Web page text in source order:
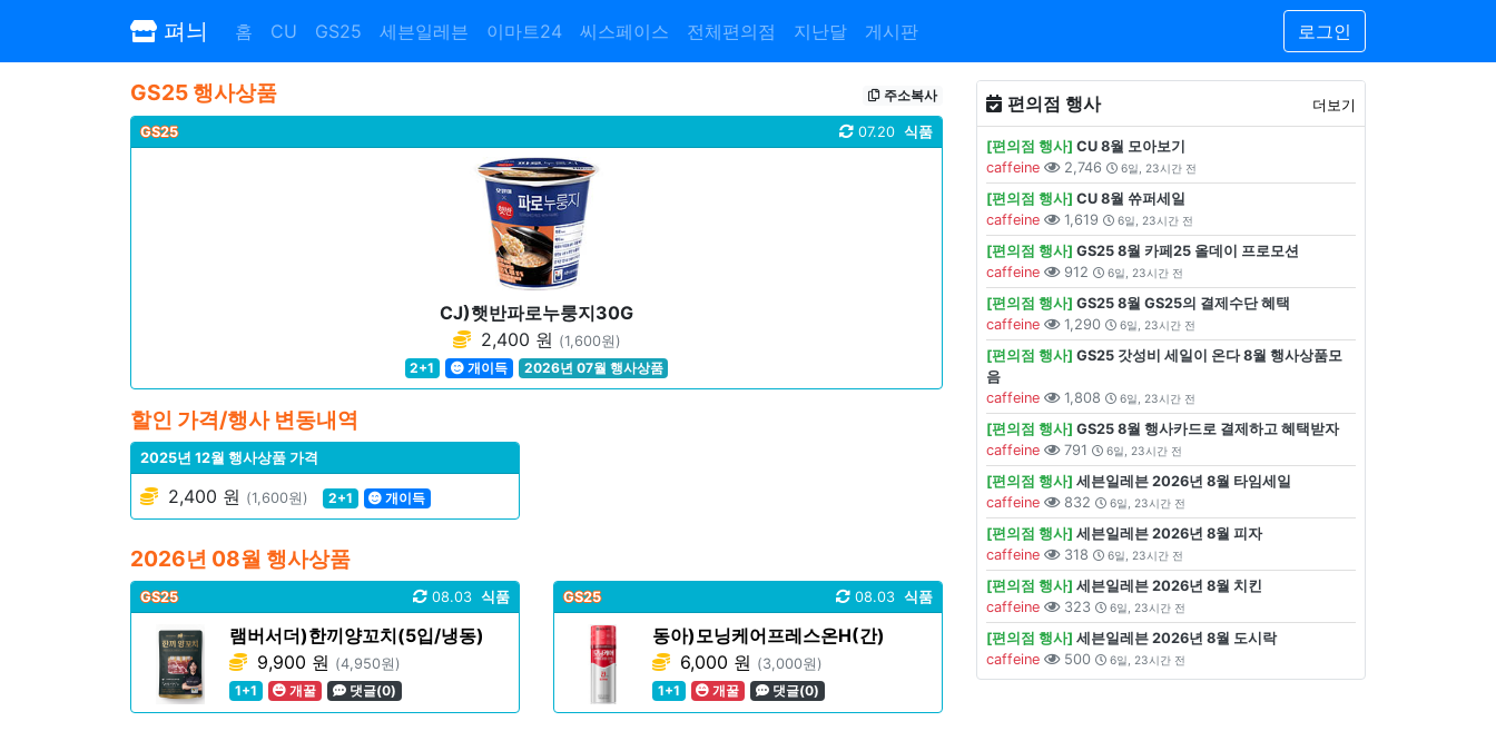
펴늬 홈 CU GS25 세븐일레븐 이마트24 씨스페이스 전체편의점 지난달 게시판 로그인
GS25 행사상품 주소복사
GS25 식품
07.20
CJ)햇반파로누룽지30G
2,400 원 (1,600원)
2+1
개이득 2026년 07월 행사상품
할인 가격/행사 변동내역
2025년 12월 행사상품 가격
2,400 원 (1,600원) 2+1 개이득
2026년 08월 행사상품
GS25 식품
08.03
램버서더)한끼양꼬치(5입/냉동)
9,900 원 (4,950원)
1+1
개꿀 댓글(0)
GS25 식품
08.03
동아)모닝케어프레스온H(간)
6,000 원 (3,000원)
1+1
개꿀 댓글(0)
편의점 행사 더보기
[편의점 행사] CU 8월 모아보기
caffeine
2,746 6일, 23시간 전
[편의점 행사] CU 8월 쓔퍼세일
caffeine
1,619 6일, 23시간 전
[편의점 행사] GS25 8월 카페25 올데이 프로모션
caffeine
912 6일, 23시간 전
[편의점 행사] GS25 8월 GS25의 결제수단 혜택
caffeine
1,290 6일, 23시간 전
[편의점 행사] GS25 갓성비 세일이 온다 8월 행사상품모
음
caffeine
1,808 6일, 23시간 전
[편의점 행사] GS25 8월 행사카드로 결제하고 혜택받자
caffeine
791 6일, 23시간 전
[편의점 행사] 세븐일레븐 2026년 8월 타임세일
caffeine
832 6일, 23시간 전
[편의점 행사] 세븐일레븐 2026년 8월 피자
caffeine
318 6일, 23시간 전
[편의점 행사] 세븐일레븐 2026년 8월 치킨
caffeine
323 6일, 23시간 전
[편의점 행사] 세븐일레븐 2026년 8월 도시락
caffeine
500 6일, 23시간 전